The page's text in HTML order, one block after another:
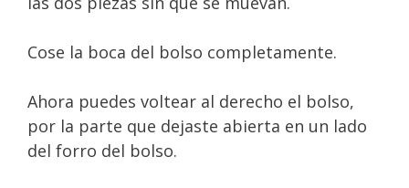
Cose la boca del bolso completamente.
Ahora puedes voltear al derecho el bolso,
por la parte que dejaste abierta en un lado
del forro del bolso.